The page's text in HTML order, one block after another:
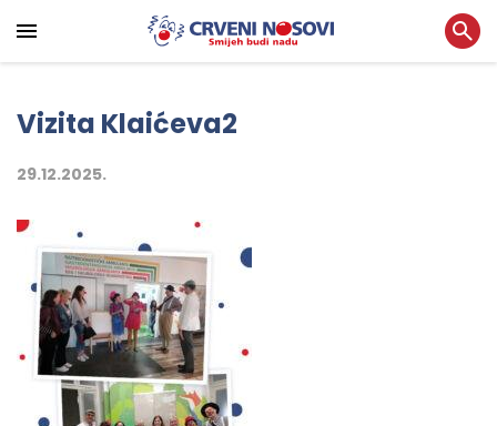
Vizita Klaićeva2
29.12.2025.